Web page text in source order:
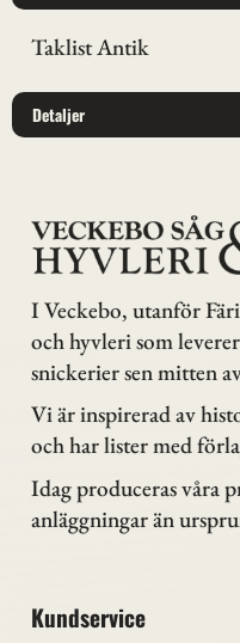
Taklist Antik
Detaljer
I Veckebo, utanför
och hyvleri som
snickerier sen mitten
Vi är inspirerad av
och har lister med
Idag produceras våra
anläggningar än
Kundservice